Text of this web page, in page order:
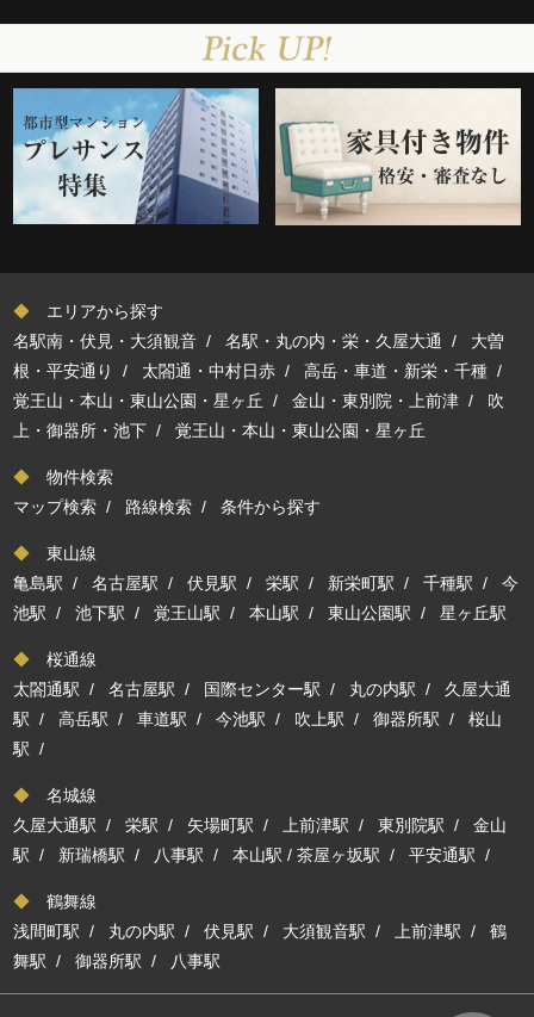
◆ エリアから探す
名駅南・伏見・大須観音 /名駅・丸の内・栄・久屋大通 / 大曽
根・平安通り
/ 太閤通・中村日赤 /高岳・車道・新栄・千種 /
覚王山・本山・東山公園・星ヶ丘 /金山・東別院・上前津 / 吹
上・御器所・池下 /覚王山・本山・東山公園・星ヶ丘
◆ 物件検索
マップ検索 / 路線検索 /条件から探す
◆ 東山線
亀島駅 /名古屋駅 /伏見駅 /栄駅 / 新栄町駅 /千種駅 /今
池駅 /池下駅 /覚王山駅 /本山駅 /東山公園駅 /星ヶ丘駅
◆ 桜通線
太閤通駅 /名古屋駅 / 国際センター駅 / 丸の内駅 / 久屋大通
駅 /高岳駅 /車道駅 /今池駅 / 吹上駅 /御器所駅 /桜山
駅 /
◆ 名城線
久屋大通駅 /栄駅 / 矢場町駅 / 上前津駅 /東別院駅 /金山
駅 / 新瑞橋駅 / 八事駅 /本山駅 /茶屋ヶ坂駅 /平安通駅 /
◆ 鶴舞線
浅間町駅 / 丸の内駅 /伏見駅 / 大須観音駅 / 上前津駅 /鶴
舞駅 /御器所駅 / 八事駅